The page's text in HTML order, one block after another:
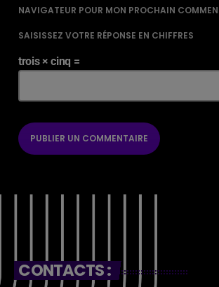
NAVIGATEUR POUR MON PROCHAIN
SAISISSEZ VOTRE RÉPONSE EN CHIFFRES
trois × cinq =
CONTACTS :